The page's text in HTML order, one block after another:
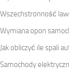
Wszechstronność
Wymiana opon
Jak obliczyć ile spali
Samochody